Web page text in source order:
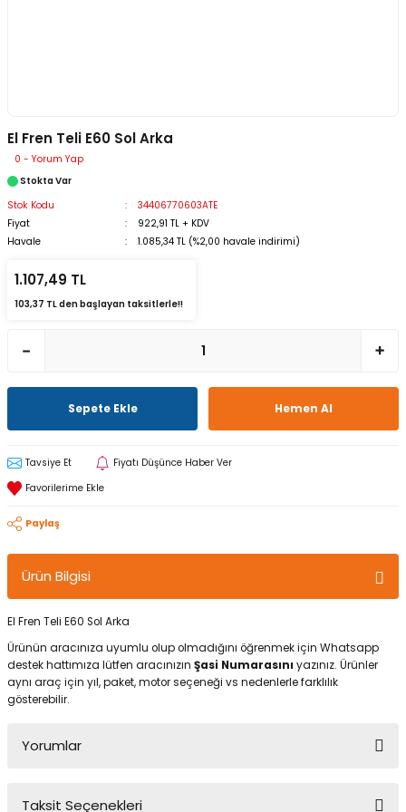
El Fren Teli E60 Sol Arka
0 - Yorum Yap
Stokta Var
Stok Kodu
34406770603ATE
Fiyat
922,91 TL + KDV
Havale
1.085,34 TL (%2,00 havale indirimi)
1.107,49 TL
103,37 TL den başlayan taksitlerle!!
Sepete Ekle Hemen Al
Tavsiye Et Fiyatı Düşünce Haber Ver
Paylaş
Ürün Bilgisi
El Fren Teli E60 Sol Arka
Ürünün aracınıza uyumlu olup olmadığını öğrenmek için Whatsapp
destek hattımıza lütfen aracınızın Şasi Numarasını yazınız. Ürünler
aynı araç için yıl, paket, motor seçeneği vs nedenlerle farklılık
gösterebilir.
Yorumlar
Taksit Seçenekleri